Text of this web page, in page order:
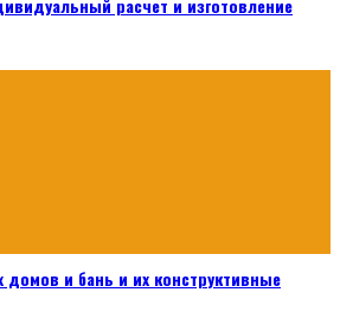
расчет и изготовление
и бань и их конструктивные